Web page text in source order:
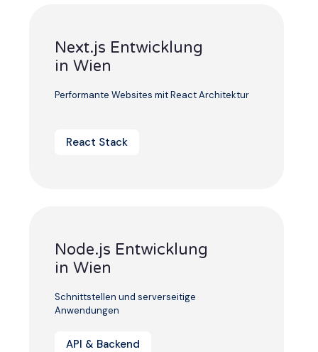
Next.js Entwicklung
in Wien
Performante Websites mit React Architektur
React Stack
Node.js Entwicklung
in Wien
Schnittstellen und serverseitige
Anwendungen
API & Backend